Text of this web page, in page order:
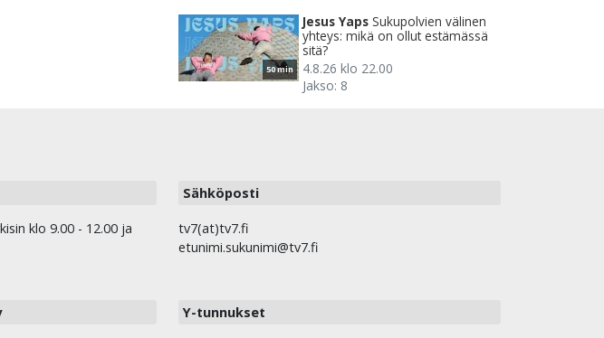
50 min
Jesus Yaps Sukupolvien välinen
yhteys: mikä on ollut estämässä
sitä?
4.8.26 klo 22.00
Jakso: 8
klo 9.00 - 12.00 ja
Sähköposti
tv7(at)tv7.fi
etunimi.sukunimi@tv7.fi
Y-tunnukset